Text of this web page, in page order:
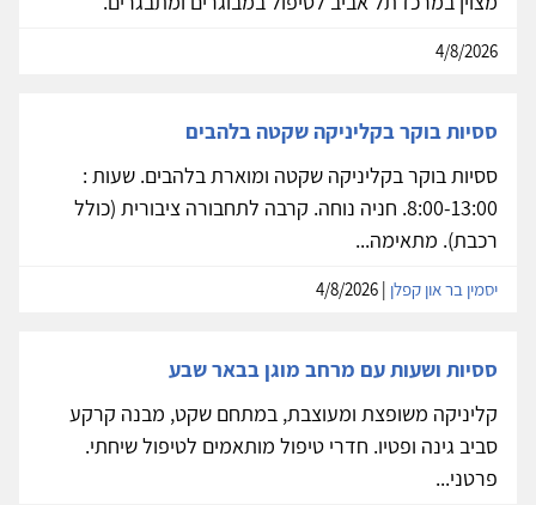
4/8/2026
ססיות בוקר בקליניקה שקטה בלהבים
ססיות בוקר בקליניקה שקטה ומוארת בלהבים. שעות :
8:00-13:00. חניה נוחה. קרבה לתחבורה ציבורית (כולל
רכבת). מתאימה...
יסמין בר און קפלן
ססיות ושעות עם מרחב מוגן בבאר שבע
קליניקה משופצת ומעוצבת, במתחם שקט, מבנה קרקע
סביב גינה ופטיו. חדרי טיפול מותאמים לטיפול שיחתי.
פרטני...